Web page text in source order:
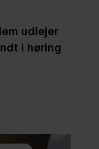
udlejer
i høring